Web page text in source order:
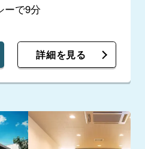
ーで9分
詳細を見る